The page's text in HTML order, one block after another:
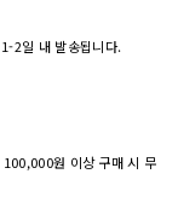
2일 내 발송됩니다.
원 이상 구매 시 무